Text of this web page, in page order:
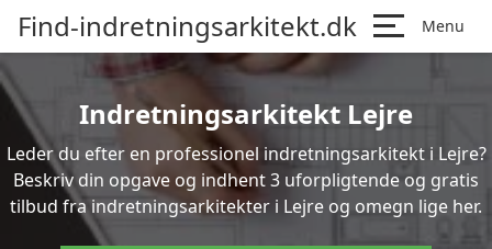
Find-indretningsarkitekt.dk Menu
Indretningsarkitekt Lejre
Leder du efter en professionel indretningsarkitekt i Lejre?
Beskriv din opgave og indhent 3 uforpligtende og gratis
tilbud fra indretningsarkitekter i Lejre og omegn lige her.